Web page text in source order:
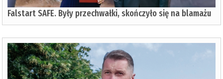
Falstart SAFE. Były przechwałki, skończyło się na blamażu